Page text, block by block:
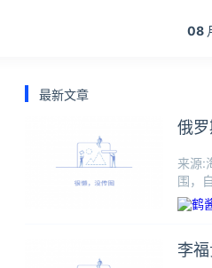
08
最新文章
俄
来源:
围，
人员
李